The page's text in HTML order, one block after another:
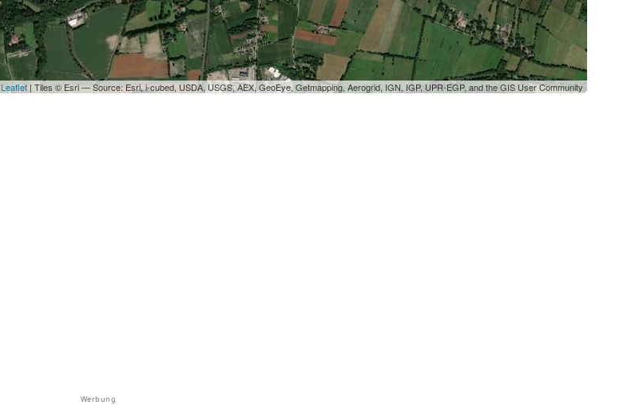
Leaflet | Tiles © Esri — Source: Esri, i-cubed, USDA, USGS, AEX, GeoEye, Getmapping, Aerogrid, IGN, IGP, UPR-EGP, and the GIS User Community
Werbung